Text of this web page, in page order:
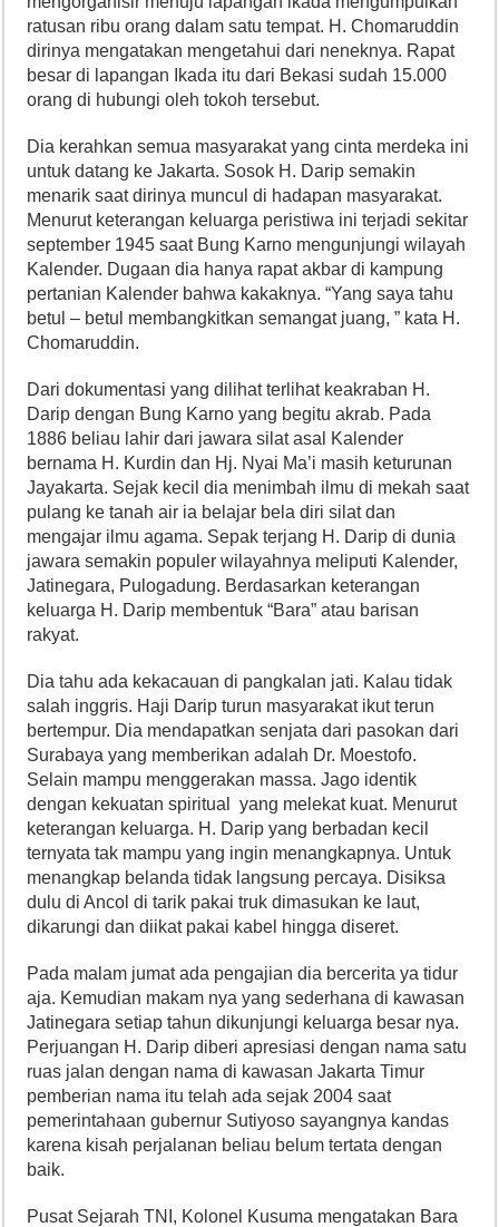
ratusan ribu orang dalam satu tempat. H. Chomaruddin
dirinya mengatakan mengetahui dari neneknya. Rapat
besar di lapangan Ikada itu dari Bekasi sudah 15.000
orang di hubungi oleh tokoh tersebut.
Dia kerahkan semua masyarakat yang cinta merdeka ini
untuk datang ke Jakarta. Sosok H. Darip semakin
menarik saat dirinya muncul di hadapan masyarakat.
Menurut keterangan keluarga peristiwa ini terjadi sekitar
september 1945 saat Bung Karno mengunjungi wilayah
Kalender. Dugaan dia hanya rapat akbar di kampung
pertanian Kalender bahwa kakaknya. “Yang saya tahu
betul – betul membangkitkan semangat juang, ” kata H.
Chomaruddin.
Dari dokumentasi yang dilihat terlihat keakraban H.
Darip dengan Bung Karno yang begitu akrab. Pada
1886 beliau lahir dari jawara silat asal Kalender
bernama H. Kurdin dan Hj. Nyai Ma’i masih keturunan
Jayakarta. Sejak kecil dia menimbah ilmu di mekah saat
pulang ke tanah air ia belajar bela diri silat dan
mengajar ilmu agama. Sepak terjang H. Darip di dunia
jawara semakin populer wilayahnya meliputi Kalender,
Jatinegara, Pulogadung. Berdasarkan keterangan
keluarga H. Darip membentuk “Bara” atau barisan
rakyat.
Dia tahu ada kekacauan di pangkalan jati. Kalau tidak
salah inggris. Haji Darip turun masyarakat ikut terun
bertempur. Dia mendapatkan senjata dari pasokan dari
Surabaya yang memberikan adalah Dr. Moestofo.
Selain mampu menggerakan massa. Jago identik
dengan kekuatan spiritual yang melekat kuat. Menurut
keterangan keluarga. H. Darip yang berbadan kecil
ternyata tak mampu yang ingin menangkapnya. Untuk
menangkap belanda tidak langsung percaya. Disiksa
dulu di Ancol di tarik pakai truk dimasukan ke laut,
dikarungi dan diikat pakai kabel hingga diseret.
Pada malam jumat ada pengajian dia bercerita ya tidur
aja. Kemudian makam nya yang sederhana di kawasan
Jatinegara setiap tahun dikunjungi keluarga besar nya.
Perjuangan H. Darip diberi apresiasi dengan nama satu
ruas jalan dengan nama di kawasan Jakarta Timur
pemberian nama itu telah ada sejak 2004 saat
pemerintahaan gubernur Sutiyoso sayangnya kandas
karena kisah perjalanan beliau belum tertata dengan
baik.
Pusat Sejarah TNI, Kolonel Kusuma mengatakan Bara